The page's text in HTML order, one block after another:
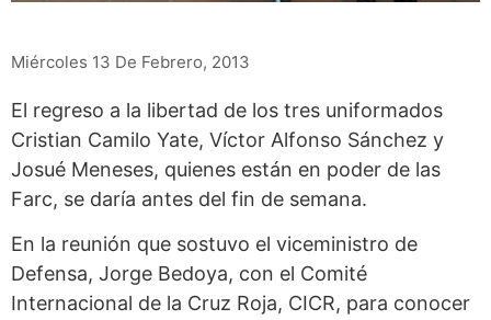
Miércoles 13 De Febrero, 2013
El regreso a la libertad de los tres uniformados
Cristian Camilo Yate, Víctor Alfonso Sánchez y
Josué Meneses, quienes están en poder de las
Farc, se daría antes del fin de semana.
En la reunión que sostuvo el viceministro de
Defensa, Jorge Bedoya, con el Comité
Internacional de la Cruz Roja, CICR, para conocer